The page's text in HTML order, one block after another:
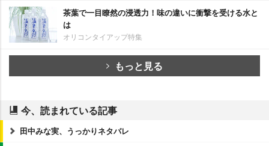
茶葉で一目瞭然の浸透力！味の違いに衝撃を受ける水と
は
オリコンタイアップ特集
もっと見る
今、読まれている記事
田中みな実、うっかりネタバレ